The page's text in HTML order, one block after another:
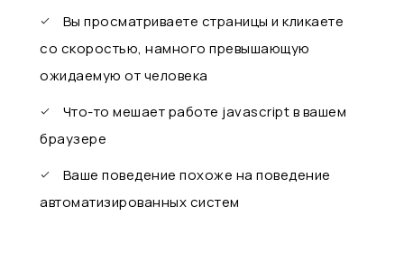
Вы просматриваете страницы и кликаете
со скоростью, намного превышающую
ожидаемую от человека
Что-то мешает работе javascript в вашем
браузере
Ваше поведение похоже на поведение
автоматизированных систем